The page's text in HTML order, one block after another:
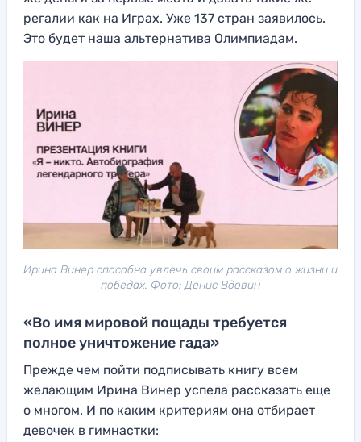
регалии как на Играх. Уже 137 стран заявилось.
Это будет наша альтернатива Олимпиадам.
Ирина Винер способна увлечь своим рассказом о жизни и
победах. Фото: Денис Вдовин
«Во имя мировой пощады требуется
полное уничтожение гада»
Прежде чем пойти подписывать книгу всем
желающим Ирина Винер успела рассказать еще
о многом. И по каким критериям она отбирает
девочек в гимнастки: